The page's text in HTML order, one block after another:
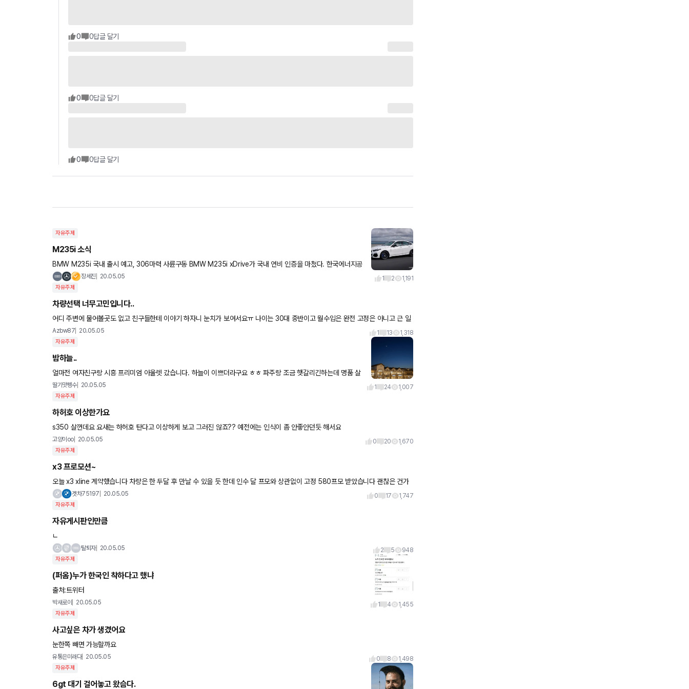
0 0답글 달기
0 0답글 달기
0 0답글 달기
자유주제
M235i 소식
BMW M235i 국내 출시 예고, 306마력 사륜구동 BMW M235i xDrive가 국내 연비 인증을 마쳤다. 한국에너지공
단에 따르면 M235i xDrive의 복합연비는 18인치 휠 기준 10
장세진 20.05.05 1 2 1,191
자유주제
차량선택 너무고민입니다..
어디 주변에 물어볼곳도 없고 친구들한테 이야기 하자니 눈치가 보여서요ㅠ 나이는 30대 중반이고 월수입은 완전 고정은 아니고 근 일
년 조금넘게 1500만 원 되거나 조금넘거나 하는것 같습니다. 매출은
Azbw87 20.05.05 1 13 1,318
자유주제
밤하늘..
얼마전 여자친구랑 시흥 프리미엄 아울렛 갔습니다. 하늘이 이쁘더라구요 ㅎㅎ 파주랑 조금 햇갈리긴하는데 명품 살
만합니다... (구찌 발렌시아가 보테가 등..) 한번 가셔서 구경하고 오세요...^^
딸기맛펭수 20.05.05 1 24 1,007
자유주제
하허호 이상한가요
s350 살껀데요 요새는 하허호 탄다고 이상하게 보고 그러진 않죠?? 예전에는 인식이 좀 안좋안던듯 해서요
고양이oo 20.05.05 0 20 1,670
자유주제
x3 프로모션~
오늘 x3 xline 계약했습니다 차량은 한 두달 후 만날 수 있을 듯 한데 인수 달 프모와 상관없이 고정 580프모 받았습니다 괜찮은 건가
요?? 그리고 통상 블랙박스, 선팅, 하이패스는 기본 서비
겟차75197 20.05.05 0 17 1,747
자유주제
자유게시판인만큼
ㄴ
탈퇴자 20.05.05 2 5 948
자유주제
(퍼옴)누가 한국인 착하다고 했냐
출처:트위터
박새로이 20.05.05 1 4 1,455
자유주제
사고싶은 차가 생겼어요
눈한쪽 빼면 가능할까요
유통은미래다 20.05.05 0 8 1,498
자유주제
6gt 대기 걸어놓고 왔슴다.